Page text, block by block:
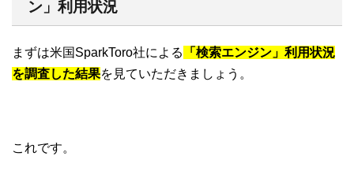
ン」利用状況
まずは米国SparkToro社による
「検索エンジン」利用状況
を調査した結果を見ていただきましょう。
これです。